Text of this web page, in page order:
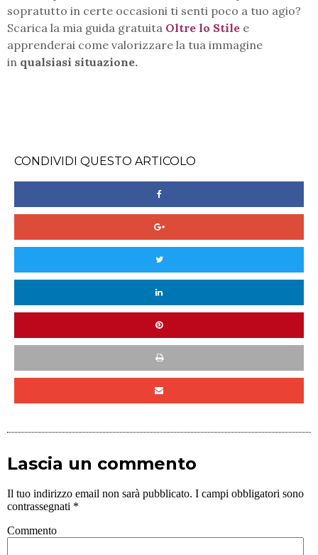
sopratutto in certe occasioni ti senti poco a tuo agio?
Scarica la mia guida gratuita Oltre lo Stile e
apprenderai come valorizzare la tua immagine
in qualsiasi situazione.
CONDIVIDI QUESTO ARTICOLO
Lascia un commento
Il tuo indirizzo email non sarà pubblicato. I campi obbligatori sono
contrassegnati *
Commento